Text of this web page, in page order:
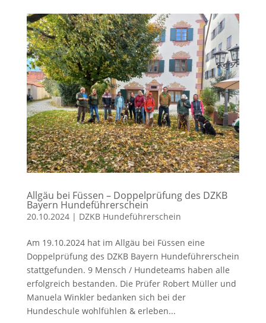
Allgäu bei Füssen – Doppelprüfung des DZKB
Bayern Hundeführerschein
20.10.2024| DZKB Hundeführerschein
Am 19.10.2024 hat im Allgäu bei Füssen eine
Doppelprüfung des DZKB Bayern Hundeführerschein
stattgefunden. 9 Mensch / Hundeteams haben alle
erfolgreich bestanden. Die Prüfer Robert Müller und
Manuela Winkler bedanken sich bei der
Hundeschule wohlfühlen & erleben...